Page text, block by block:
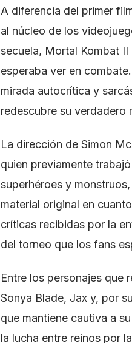
A diferencia del primer
al núcleo de los
secuela, Mortal Kombat
esperaba ver en
mirada autocrítica y
redescubre su verdadero
La dirección de Simon
quien previamente
superhéroes y
material original en
críticas recibidas por la
del torneo que los fans
Entre los personajes que
Sonya Blade, Jax y, por
que mantiene cautiva a
la lucha entre reinos por